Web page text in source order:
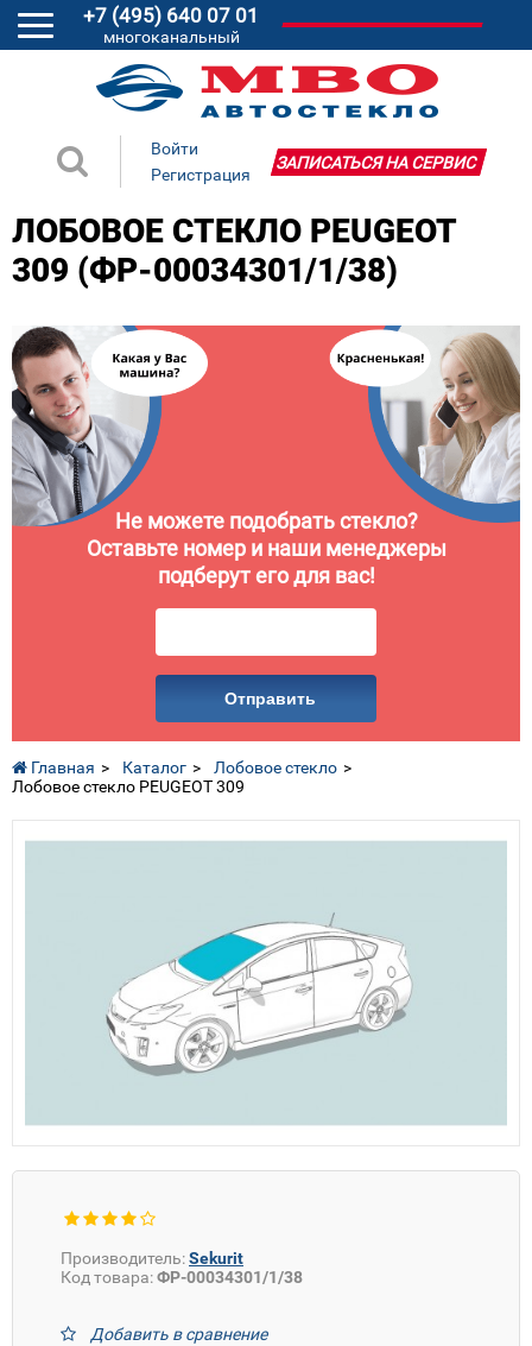
+7 (495) 640 07 01
многоканальный
Войти
Регистрация
ЗАПИСАТЬСЯ НА СЕРВИС
ЛОБОВОЕ СТЕКЛО PEUGEOT
309 (ФР-00034301/1/38)
Не можете подобрать стекло?
Оставьте номер и наши менеджеры
подберут его для вас!
Отправить
Главная Каталог
Лобовое стекло
Лобовое стекло PEUGEOT 309
Производитель:Sekurit
Код товара:ФР-00034301/1/38
Добавить в сравнение